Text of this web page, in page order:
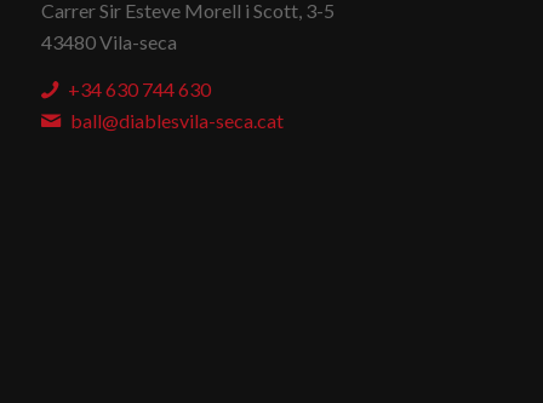
Carrer Sir Esteve Morell i Scott, 3-5
43480 Vila-seca
+34 630 744 630
ball@diablesvila-seca.cat